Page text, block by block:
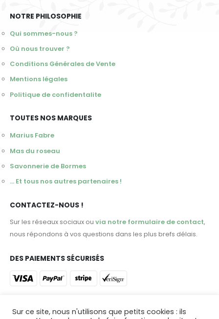
NOTRE PHILOSOPHIE
Qui sommes-nous ?
Où nous trouver ?
Conditions Générales de Vente
Mentions légales
Politique de confidentalite
TOUTES NOS MARQUES
Marius Fabre
Mas du roseau
Savonnerie de Bormes
... Et tous nos autres partenaires !
CONTACTEZ-NOUS !
Sur les réseaux sociaux ou via notre formulaire de contact,
nous répondons à vos questions dans les plus brefs délais.
DES PAIEMENTS SÉCURISÉS
Sur ce site, nous n'utilisons que petits cookies : ils